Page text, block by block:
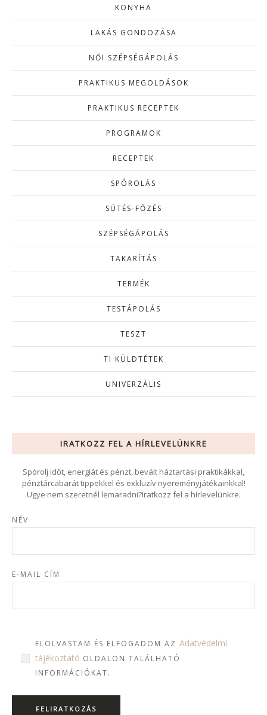
KONYHA
LAKÁS GONDOZÁSA
NŐI SZÉPSÉGÁPOLÁS
PRAKTIKUS MEGOLDÁSOK
PRAKTIKUS RECEPTEK
PROGRAMOK
RECEPTEK
SPÓROLÁS
SÜTÉS-FŐZÉS
SZÉPSÉGÁPOLÁS
TAKARÍTÁS
TERMÉK
TESTÁPOLÁS
TESZT
TI KÜLDTÉTEK
UNIVERZÁLIS
IRATKOZZ FEL A HÍRLEVELÜNKRE
Spórolj időt, energiát és pénzt, bevált háztartási praktikákkal,
pénztárcabarát tippekkel és exkluzív nyereményjátékainkkal!
Ugye nem szeretnél lemaradni?Iratkozz fel a hírlevelünkre.
NÉV
E-MAIL CÍM
ELOLVASTAM ÉS ELFOGADOM AZ Adatvédelmi
tájékoztató OLDALON TALÁLHATÓ
INFORMÁCIÓKAT.